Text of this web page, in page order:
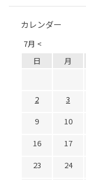
カレンダー
7月 <
日 月
2
3
9
10
16
17
23
24